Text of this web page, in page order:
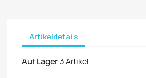
Artikeldetails
Auf Lager3 Artikel